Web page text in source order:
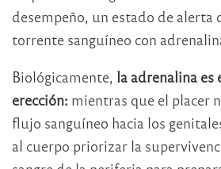
desempeño, un estado de alerta
torrente sanguíneo con
Biológicamente, la adrenalina es
erección: mientras que el placer
flujo sanguíneo hacia los
al cuerpo priorizar la